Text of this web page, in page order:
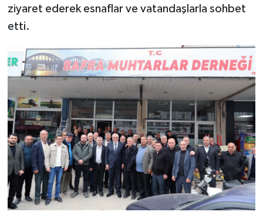
ziyaret ederek esnaflar ve vatandaşlarla sohbet
etti.